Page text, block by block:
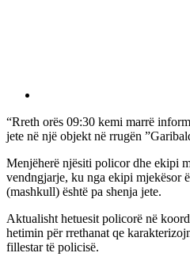
“Rreth orës 09:30 kemi marrë
jete në një objekt në rrugën
Menjëherë njësiti policor dhe ekipi
vendngjarje, ku nga ekipi mjekësor
(mashkull) është pa shenja jete.
Aktualisht hetuesit policorë në
hetimin për rrethanat qe
fillestar të policisë.